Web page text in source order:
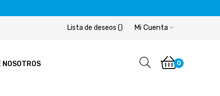
Mi Cuenta
Lista de deseos ()
NOSOTROS 0